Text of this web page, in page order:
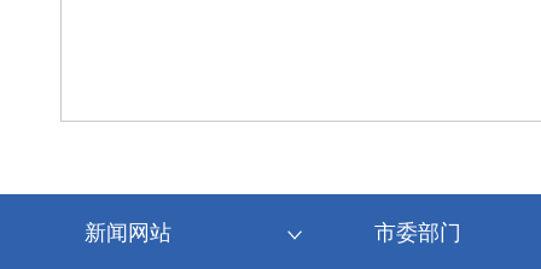
新闻网站 市委部门